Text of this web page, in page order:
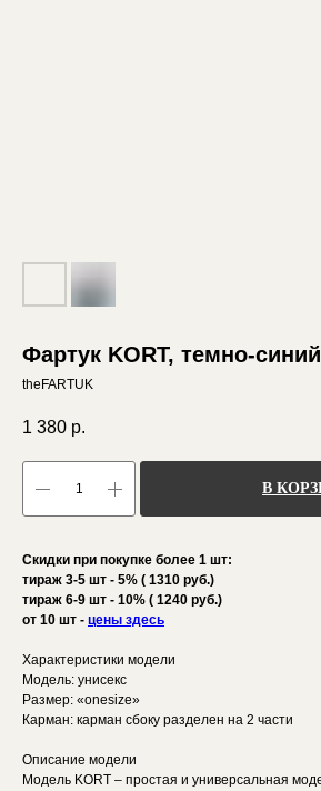
Фартук KORT, темно-синий
theFARTUK
1 380 р.
В
Скидки при покупке более 1 шт:
тираж 3-5 шт - 5% ( 1310 руб.)
тираж 6-9 шт - 10% ( 1240 руб.)
от 10 шт - цены здесь
Характеристики модели
Модель: унисекс
Размер: «onesize»
Карман: карман сбоку разделен на 2 части
Описание модели
Модель KORT – простая и универсальная